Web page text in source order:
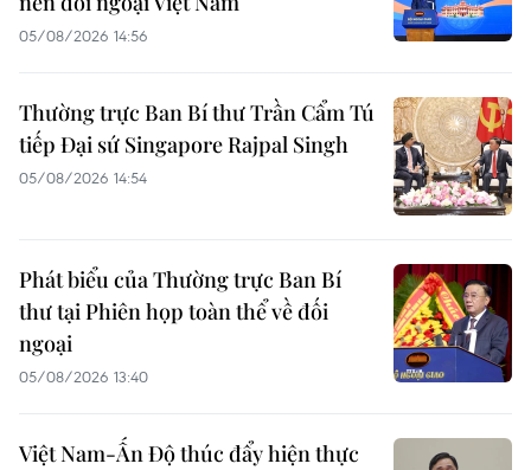
05/08/2026 14:56
Thường trực Ban Bí thư Trần Cẩm Tú
tiếp Đại sứ Singapore Rajpal Singh
05/08/2026 14:54
Phát biểu của Thường trực Ban Bí
thư tại Phiên họp toàn thể về đối
ngoại
05/08/2026 13:40
Việt Nam-Ấn Độ thúc đẩy hiện thực